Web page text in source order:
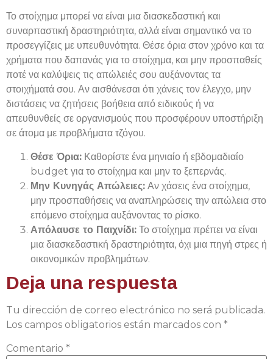
Το στοίχημα μπορεί να είναι μια διασκεδαστική και
συναρπαστική δραστηριότητα, αλλά είναι σημαντικό να το
προσεγγίζεις με υπευθυνότητα. Θέσε όρια στον χρόνο και τα
χρήματα που δαπανάς για το στοίχημα, και μην προσπαθείς
ποτέ να καλύψεις τις απώλειές σου αυξάνοντας τα
στοιχήματά σου. Αν αισθάνεσαι ότι χάνεις τον έλεγχο, μην
διστάσεις να ζητήσεις βοήθεια από ειδικούς ή να
απευθυνθείς σε οργανισμούς που προσφέρουν υποστήριξη
σε άτομα με προβλήματα τζόγου.
Θέσε Όρια: Καθορίστε ένα μηνιαίο ή εβδομαδιαίο
budget για το στοίχημα και μην το ξεπερνάς.
Μην Κυνηγάς Απώλειες: Αν χάσεις ένα στοίχημα,
μην προσπαθήσεις να αναπληρώσεις την απώλεια στο
επόμενο στοίχημα αυξάνοντας το ρίσκο.
Απόλαυσε το Παιχνίδι: Το στοίχημα πρέπει να είναι
μια διασκεδαστική δραστηριότητα, όχι μια πηγή στρες ή
οικονομικών προβλημάτων.
Deja una respuesta
Tu dirección de correo electrónico no será publicada.
Los campos obligatorios están marcados con *
Comentario *